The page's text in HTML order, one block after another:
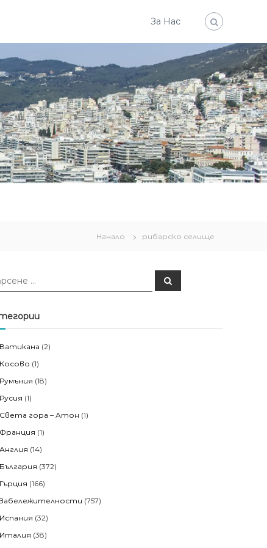
За Нас
Начало рибарско селище
Т
ъ
е
Ватикана (2)
Косово (1)
Румъния (18)
Русия (1)
Света гора – Атон (1)
Франция (1)
Англия (14)
България (372)
Гърция (166)
Забележителности (757)
Испания (32)
Италия (38)